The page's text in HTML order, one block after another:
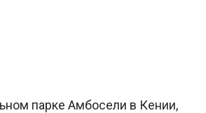
парке Амбосели в Кении,